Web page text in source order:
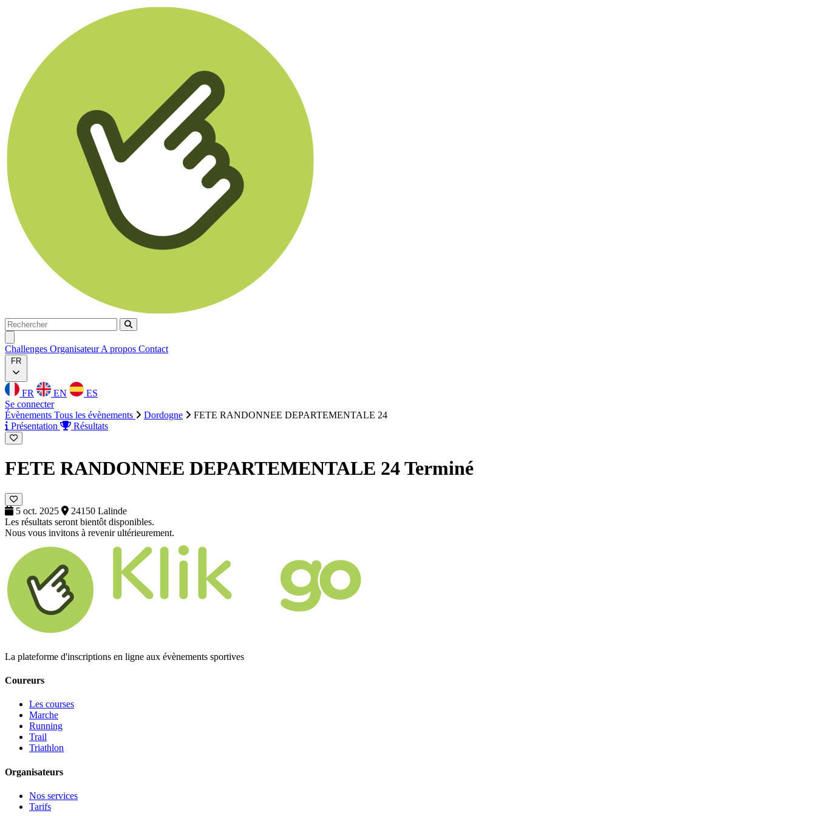
Rechercher
Rechercher
Challenges OrganisateurA propos Contact
FR
FR EN
ES
Se connecter
Évènements Tous les évènements Dordogne
FETE RANDONNEE DEPARTEMENTALE 24
Présentation
Résultats
FETE RANDONNEE DEPARTEMENTALE 24Terminé
5 oct. 2025
24150 Lalinde
Les résultats seront bientôt disponibles.
Nous vous invitons à revenir ultérieurement.
La plateforme d'inscriptions en ligne aux évènements sportives
Coureurs
Les courses
Marche
Running
Trail
Triathlon
Organisateurs
Nos services
Tarifs